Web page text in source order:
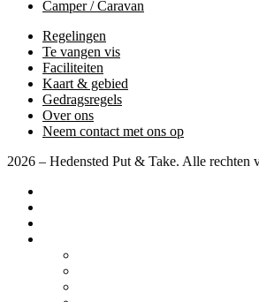
Camper / Caravan
Regelingen
Te vangen vis
Faciliteiten
Kaart & gebied
Gedragsregels
Over ons
Neem contact met ons op
2026 – Hedensted Put & Take. Alle rechten